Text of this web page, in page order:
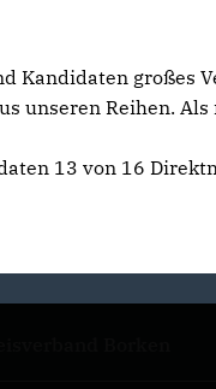
Kandidaten
unseren Reihen.
13 von 16